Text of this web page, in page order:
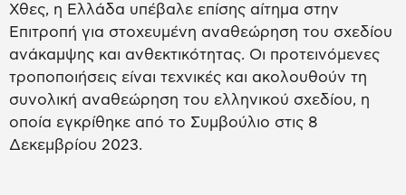
Χθες, η Ελλάδα υπέβαλε επίσης αίτημα στην
Επιτροπή για στοχευμένη αναθεώρηση του σχεδίου
ανάκαμψης και ανθεκτικότητας. Οι προτεινόμενες
τροποποιήσεις είναι τεχνικές και ακολουθούν τη
συνολική αναθεώρηση του ελληνικού σχεδίου, η
οποία εγκρίθηκε από το Συμβούλιο στις 8
Δεκεμβρίου 2023.